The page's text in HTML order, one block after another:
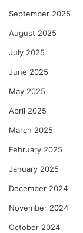
September 2025
August 2025
July 2025
June 2025
May 2025
April 2025
March 2025
February 2025
January 2025
December 2024
November 2024
October 2024